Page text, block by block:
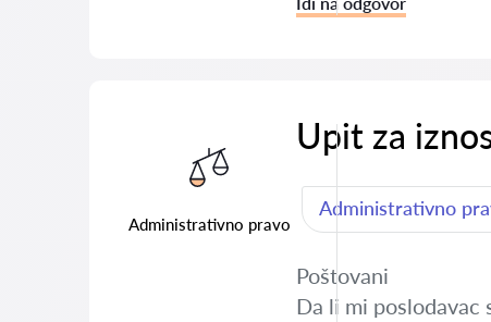
Administrativno pravo
Upit za
Administrativno
Poštovani
Da li mi poslodavac